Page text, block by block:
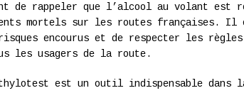
de rappeler que l’alcool au volant est
mortels sur les routes françaises. Il
encourus et de respecter les
les usagers de la route.
est un outil indispensable